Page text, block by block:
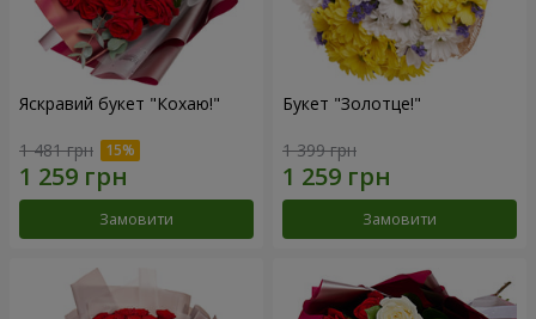
Яскравий букет "Кохаю!"
1 481 грн
Замовити
Букет "Золотце!"
1 399 грн
Замовити